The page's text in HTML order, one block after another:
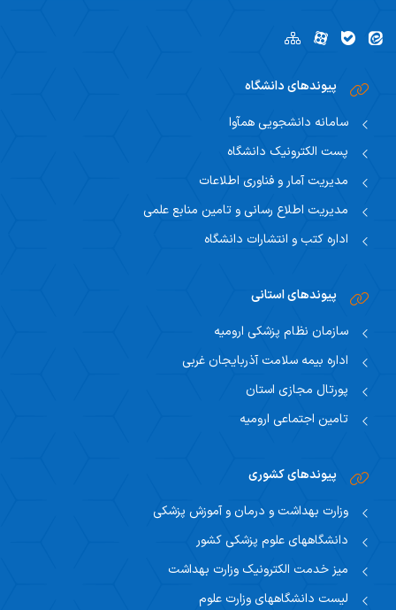
پیوندهای دانشگاه
سامانه دانشجویی همآوا
پست الکترونیک دانشگاه
مدیریت آمار و فناوری اطلاعات
مدیریت اطلاع رسانی و تامین منابع علمی
اداره کتب و انتشارات دانشگاه
پیوندهای استانی
سازمان نظام پزشکی ارومیه
اداره بیمه سلامت آذربایجان غربی
پورتال مجازی استان
تامین اجتماعی ارومیه
پیوندهای کشوری
وزارت بهداشت و درمان و آموزش پزشکی
دانشگاههای علوم پزشکی کشور
میز خدمت الکترونیک وزارت بهداشت
لیست دانشگاههای وزارت علوم